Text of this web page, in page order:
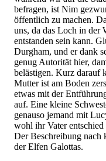
befragen, ist Nim
öffentlich zu machen.
uns, da das Loch in der
entstanden sein kann.
Durgham, und er dank
genug Autorität hier,
belästigen. Kurz darauf
Mutter ist am Boden
etwas mit der
auf. Eine kleine
genauso jemand mit
wohl ihr Vater entschied
Der Beschreibung nach
der Elfen Galottas.